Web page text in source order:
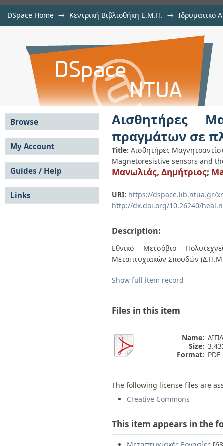
DSpace Home → Κεντρική Βιβλιοθήκη Ε.Μ.Π. → Ιδρυματικό
Αισθητήρες
Αισθητήρες
πραγμάτων σε
Title: Αισθητήρες
Magnetoresistive sensors and
Μανωλιάς, Δημήτριος;
URI: https://dspace.lib.ntua.gr/
http://dx.doi.org/10.26240/
Description:
Εθνικό Μετσόβιο
Μεταπτυχιακών Σπουδών
Show full item record
Files in this item
Name:
Size:
Format: PDF
The following license files are
Creative Commons
This item appears in the
Browse
All of DSpace
Communities &
Collections
By Issue Date
Authors
Titles
Subjects
My Account
Login
Register
Guides / Help
Submission Guide
User Guide
FAQ
Links